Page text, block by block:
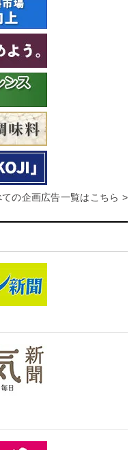
ての企画広告一覧はこちら >